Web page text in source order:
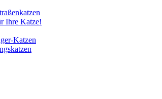
Ihre Katze!
Katzen